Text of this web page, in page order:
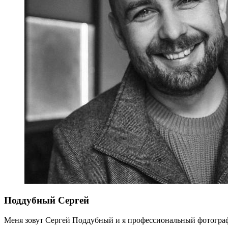
Поддубный Сергей
Меня зовут Сергей Поддубный и я профессиональный